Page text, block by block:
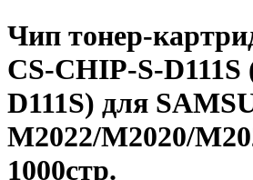
Чип тонер-
CS-CHIP-S-
D111S) для
M2022/M2020/
1000стр.